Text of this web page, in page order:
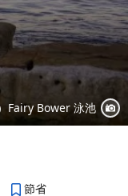
Fairy Bower 泳池
節省